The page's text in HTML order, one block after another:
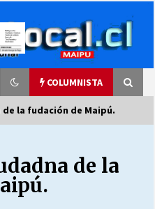
COLUMNISTA
las cuentas de luz… ¿Y
la fudación de Maipú.
de la